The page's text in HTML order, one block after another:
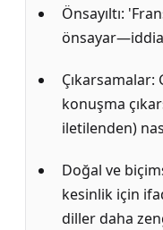
Önsayıltı:
Çıkarsamalar:
konuşma
iletilenden)
Doğal ve
kesinlik için
diller daha